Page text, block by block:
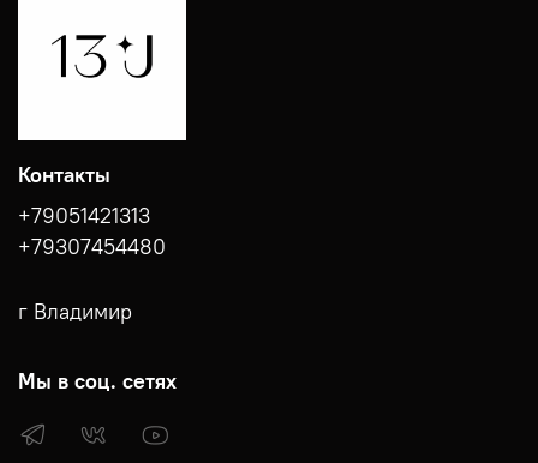
Контакты
+79051421313
+79307454480
г Владимир
Мы в соц. сетях